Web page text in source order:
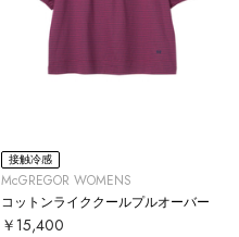
接触冷感
McGREGOR WOMENS
コットンライククールプルオーバー
￥15,400